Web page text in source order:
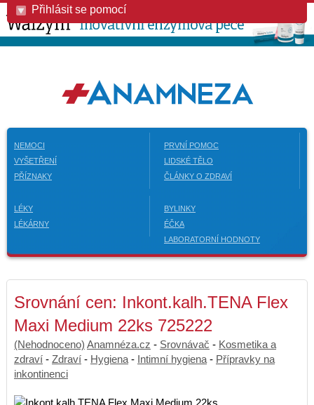
Přihlásit se pomocí
NEMOCI
VYŠETŘENÍ
PŘÍZNAKY
PRVNÍ POMOC
LIDSKÉ TĚLO
ČLÁNKY O ZDRAVÍ
LÉKY
LÉKÁRNY
BYLINKY
ÉČKA
LABORATORNÍ HODNOTY
Srovnání cen: Inkont.kalh.TENA Flex
Maxi Medium 22ks 725222
(Nehodnoceno) Anamnéza.cz - Srovnávač - Kosmetika a
zdraví - Zdraví - Hygiena - Intimní hygiena - Přípravky na
inkontinenci